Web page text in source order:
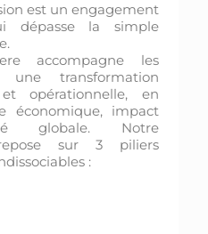
est un engagement
dépasse la simple
accompagne les
une transformation
opérationnelle, en
économique, impact
globale. Notre
sur 3 piliers
: